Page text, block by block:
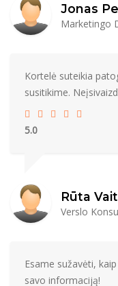
Jonas
Marketingo
Kortelė suteikia
susitikime.
5.0
Rūta
Verslo
Esame sužavėti,
savo informaciją!